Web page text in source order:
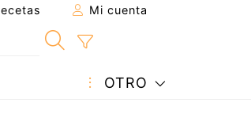
Mi cuenta
OTRO